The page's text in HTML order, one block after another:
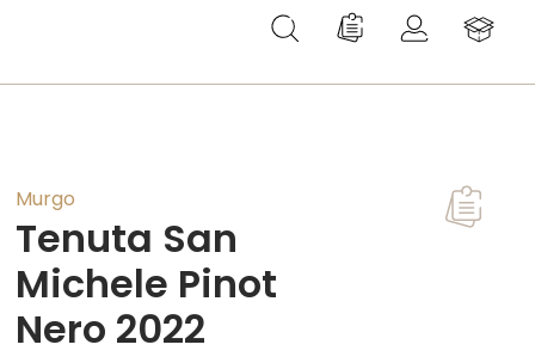
Du hast 0 Produkte
Murgo
Tenuta San
Michele Pinot
Nero 2022